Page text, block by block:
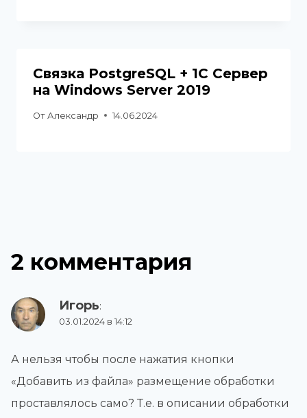
Связка PostgreSQL + 1С Сервер
на Windows Server 2019
От Александр 14.06.2024
2 комментария
Игорь:
03.01.2024 в 14:12
А нельзя чтобы после нажатия кнопки
«Добавить из файла» размещение обработки
проставлялось само? Т.е. в описании обработки